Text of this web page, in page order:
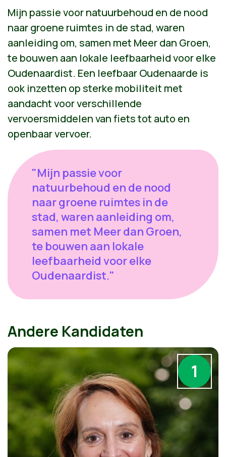
Mijn passie voor natuurbehoud en de nood
naar groene ruimtes in de stad, waren
aanleiding om, samen met Meer dan Groen,
te bouwen aan lokale leefbaarheid voor elke
Oudenaardist. Een leefbaar Oudenaarde is
ook inzetten op sterke mobiliteit met
aandacht voor verschillende
vervoersmiddelen van fiets tot auto en
openbaar vervoer.
"Mijn passie voor
natuurbehoud en de nood
naar groene ruimtes in de
stad, waren aanleiding om,
samen met Meer dan Groen,
te bouwen aan lokale
leefbaarheid voor elke
Oudenaardist."
Andere Kandidaten
1